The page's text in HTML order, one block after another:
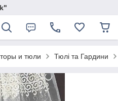
и тюли Тюлі та Гардини